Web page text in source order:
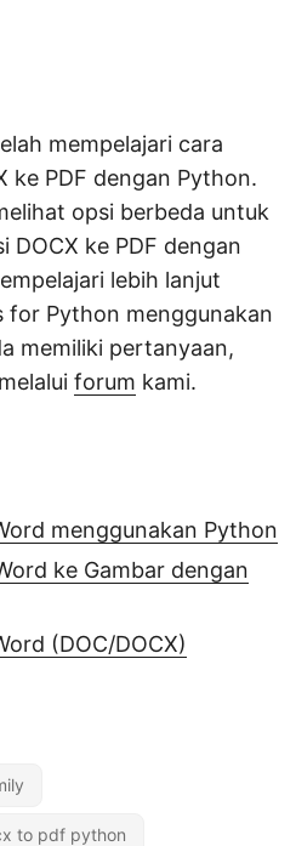
mempelajari cara
ke PDF dengan Python.
opsi berbeda untuk
DOCX ke PDF dengan
lebih lanjut
for Python menggunakan
memiliki pertanyaan,
forum kami.
menggunakan Python
ke Gambar dengan
(DOC/DOCX)
to pdf python